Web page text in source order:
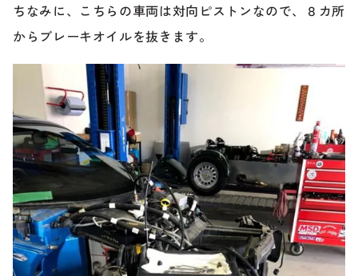
ちなみに、こちらの車両は対向ピストンなので、８カ所
からブレーキオイルを抜きます。